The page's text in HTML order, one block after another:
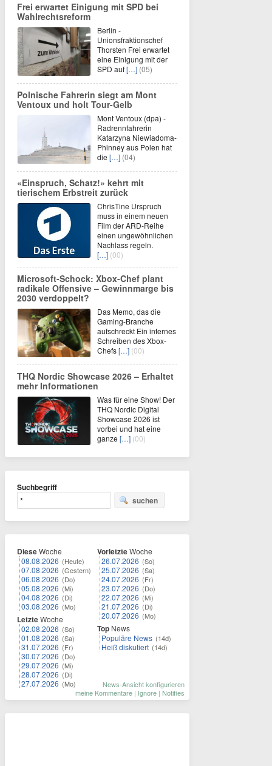
Frei erwartet Einigung mit SPD bei
Wahlrechtsreform
Berlin -
Unionsfraktionschef
Thorsten Frei erwartet
eine Einigung mit der
SPD auf[…] (05)
Polnische Fahrerin siegt am Mont
Ventoux und holt Tour-Gelb
Mont Ventoux (dpa) -
Radrennfahrerin
Katarzyna Niewiadoma-
Phinney aus Polen hat
die […] (04)
«Einspruch, Schatz!» kehrt mit
tierischem Erbstreit zurück
ChrisTine Urspruch
muss in einem neuen
Film der ARD-Reihe
einen ungewöhnlichen
Nachlass regeln.
[…] (00)
Microsoft-Schock: Xbox-Chef plant
radikale Offensive – Gewinnmarge bis
2030 verdoppelt?
Das Memo, das die
Gaming-Branche
aufschreckt Ein internes
Schreiben des Xbox-
Chefs[…] (00)
THQ Nordic Showcase 2026 – Erhaltet
mehr Informationen
Was für eine Show! Der
THQ Nordic Digital
Showcase 2026 ist
vorbei und hat eine
ganze […] (00)
Suchbegriff
suchen
DieseWoche
08.08.2026 (Heute)
07.08.2026 (Gestern)
06.08.2026 (Do)
05.08.2026 (Mi)
04.08.2026 (Di)
03.08.2026 (Mo)
LetzteWoche
02.08.2026 (So)
01.08.2026 (Sa)
31.07.2026 (Fr)
30.07.2026 (Do)
29.07.2026 (Mi)
28.07.2026 (Di)
27.07.2026 (Mo)
VorletzteWoche
26.07.2026 (So)
25.07.2026 (Sa)
24.07.2026 (Fr)
23.07.2026 (Do)
22.07.2026 (Mi)
21.07.2026 (Di)
20.07.2026 (Mo)
Top News
Populäre News (14d)
Heiß diskutiert (14d)
News-Ansicht konfigurieren
meine Kommentare | Ignore | Notifies